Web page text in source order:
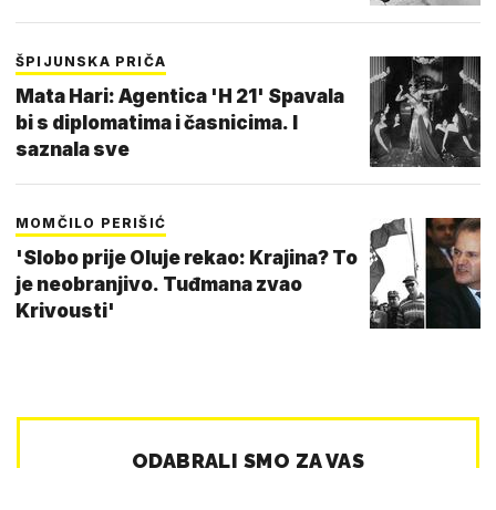
ŠPIJUNSKA PRIČA
Mata Hari: Agentica 'H 21' Spavala
bi s diplomatima i časnicima. I
saznala sve
MOMČILO PERIŠIĆ
'Slobo prije Oluje rekao: Krajina? To
je neobranjivo. Tuđmana zvao
Krivousti'